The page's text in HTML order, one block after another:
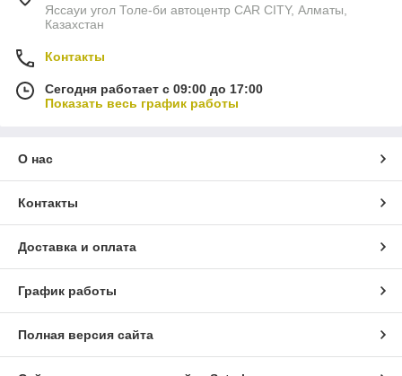
Яссауи угол Толе-би автоцентр CAR CITY, Алматы,
Казахстан
Контакты
Сегодня работает с 09:00 до 17:00
Показать весь график работы
О нас
Контакты
Доставка и оплата
График работы
Полная версия сайта